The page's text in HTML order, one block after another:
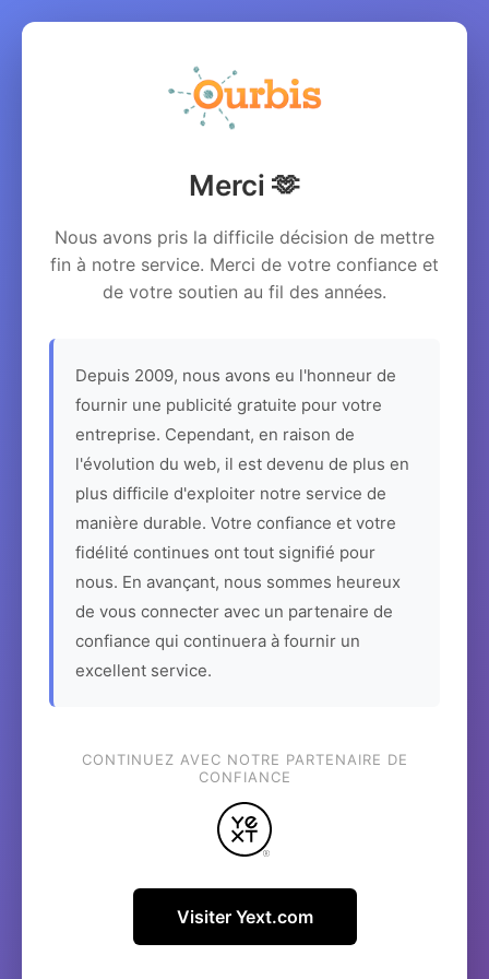
Merci 🫶
Nous avons pris la difficile décision de mettre
fin à notre service. Merci de votre confiance et
de votre soutien au fil des années.
Depuis 2009, nous avons eu l'honneur de
fournir une publicité gratuite pour votre
entreprise. Cependant, en raison de
l'évolution du web, il est devenu de plus en
plus difficile d'exploiter notre service de
manière durable. Votre confiance et votre
fidélité continues ont tout signifié pour
nous. En avançant, nous sommes heureux
de vous connecter avec un partenaire de
confiance qui continuera à fournir un
excellent service.
CONTINUEZ AVEC NOTRE PARTENAIRE DE
CONFIANCE
Visiter Yext.com